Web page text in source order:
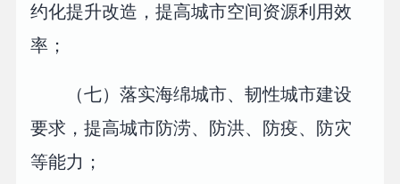
约化提升改造，提高城市空间资源利用效
率；
（七）落实海绵城市、韧性城市建设
要求，提高城市防涝、防洪、防疫、防灾
等能力；